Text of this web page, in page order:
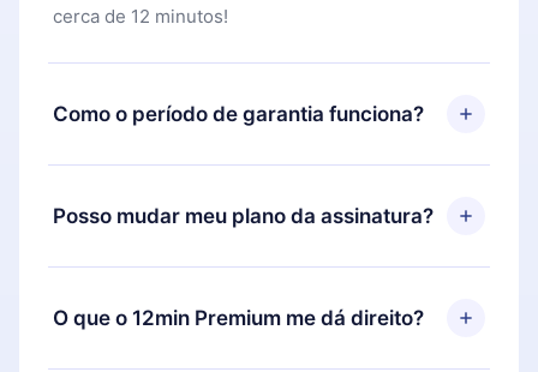
cerca de 12 minutos!
Como o período de garantia funciona?
Você pode baixar nosso aplicativo e começar a
aproveitar nossa biblioteca. Se por algum motivo
não ficar satisfeito com nossa plataforma, basta
e solicitar o reembolso do valor. Você receberá
Posso mudar meu plano da assinatura?
Sim, mas a mudança só se aplicará a partir do
próximo período de cobrança. Por exemplo, se
você decidiu mudar sua assinatura mensal para
O que o 12min Premium me dá direito?